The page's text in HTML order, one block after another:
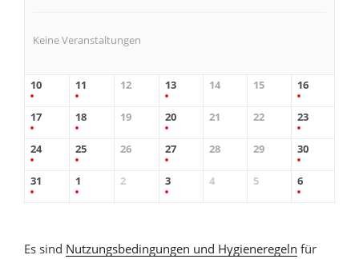
Keine Veranstaltungen
10 11 12 13 14 15 16
17 18 19 20 21 22 23
24 25 26 27 28 29 30
31 1 2 3 4 5 6
Es sind Nutzungsbedingungen und Hygieneregeln für